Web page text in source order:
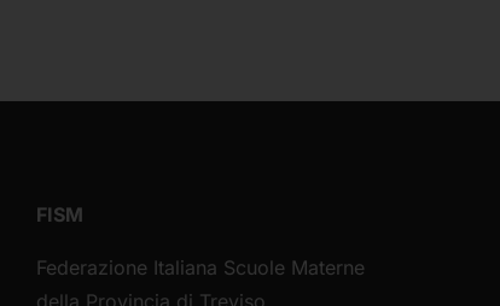
FISM
Federazione Italiana Scuole Materne